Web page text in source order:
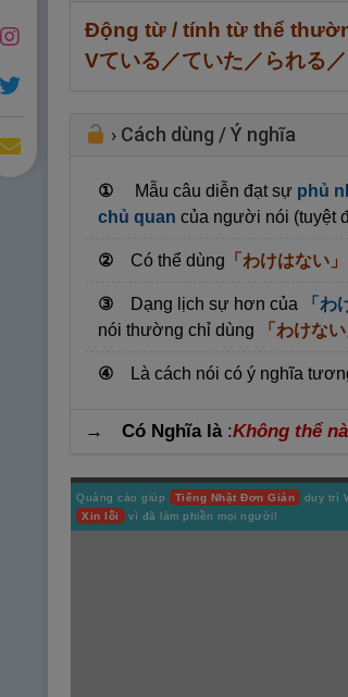
Động từ / tính từ thể
Vている／ていた／られる
› Cách dùng / Ý nghĩa
① Mẫu câu diễn đạt sự phủ
chủ quan của người nói (tuyệt
② Có thể dùng 「わけはない」
③ Dạng lịch sự hơn của 「わ
nói thường chỉ dùng
「わけない
④ Là cách nói có ý nghĩa
→ Có Nghĩa là:Không thể
Quảng cáo giúp Tiếng Nhật Đơn Giản duy trì
Xin lỗi
vì đã làm phiền mọi người!